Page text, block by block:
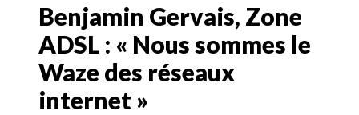
Benjamin Gervais, Zone
ADSL : « Nous sommes le
Waze des réseaux
internet »